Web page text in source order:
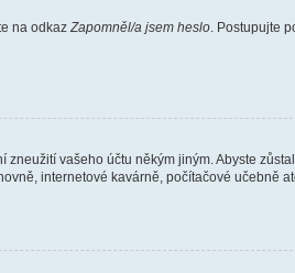
na odkaz Zapomněl/a jsem heslo . Postupujte
vašeho účtu někým jiným. Abyste
internetové kavárně, počítačové učebně